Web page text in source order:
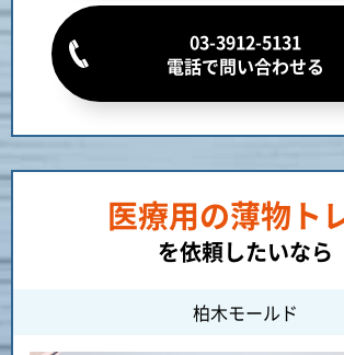
03-3912-5131
電話で問い合わせる
医療用の薄物ト
を依頼したいなら
柏木モールド